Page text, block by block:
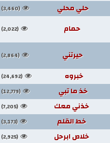
حلي محلي (3,460)
حمام (2,022)
حيرتني (2,864)
خبروه (24,692)
خذ ما تبي (12,779)
خذني معك (7,205)
خط القلم (3,173)
خلاص ابرحل (2,925)